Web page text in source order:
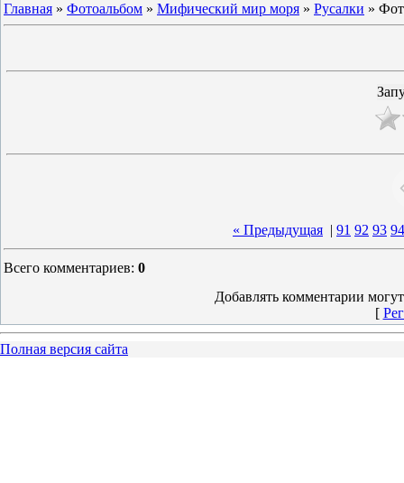
Главная » Фотоальбом » Мифический мир моря » Русалки »
« Предыдущая | 91 92 93 94
Всего комментариев: 0
Добавлять комментарии
[
Полная версия сайта